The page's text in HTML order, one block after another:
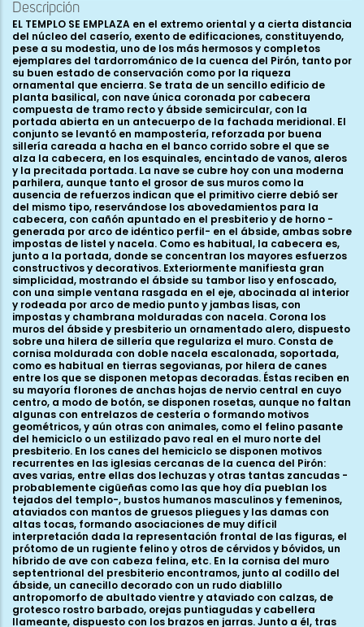
Descripción
EL TEMPLO SE EMPLAZA en el extremo oriental y a cierta distancia del núcleo del caserío, exento de edificaciones, constituyendo, pese a su modestia, uno de los más hermosos y completos ejemplares del tardorrománico de la cuenca del Pirón, tanto por su buen estado de conservación como por la riqueza ornamental que encierra. Se trata de un sencillo edificio de planta basilical, con nave única coronada por cabecera compuesta de tramo recto y ábside semicircular, con la portada abierta en un antecuerpo de la fachada meridional. El conjunto se levantó en mampostería, reforzada por buena sillería careada a hacha en el banco corrido sobre el que se alza la cabecera, en los esquinales, encintado de vanos, aleros y la precitada portada. La nave se cubre hoy con una moderna parhilera, aunque tanto el grosor de sus muros como la ausencia de refuerzos indican que el primitivo cierre debió ser del mismo tipo, reservándose los abovedamientos para la cabecera, con cañón apuntado en el presbiterio y de horno -generada por arco de idéntico perfil- en el ábside, ambas sobre impostas de listel y nacela. Como es habitual, la cabecera es, junto a la portada, donde se concentran los mayores esfuerzos constructivos y decorativos. Exteriormente manifiesta gran simplicidad, mostrando el ábside su tambor liso y enfoscado, con una simple ventana rasgada en el eje, abocinada al interior y rodeada por arco de medio punto y jambas lisas, con impostas y chambrana molduradas con nacela. Corona los muros del ábside y presbiterio un ornamentado alero, dispuesto sobre una hilera de sillería que regulariza el muro. Consta de cornisa moldurada con doble nacela escalonada, soportada, como es habitual en tierras segovianas, por hilera de canes entre los que se disponen metopas decoradas. Éstas reciben en su mayoría florones de anchas hojas de nervio central en cuyo centro, a modo de botón, se disponen rosetas, aunque no faltan algunas con entrelazos de cestería o formando motivos geométricos, y aún otras con animales, como el felino pasante del hemiciclo o un estilizado pavo real en el muro norte del presbiterio. En los canes del hemiciclo se disponen motivos recurrentes en las iglesias cercanas de la cuenca del Pirón: aves varias, entre ellas dos lechuzas y otras tantas zancudas -probablemente cigüeñas como las que hoy día pueblan los tejados del templo-, bustos humanos masculinos y femeninos, ataviados con mantos de gruesos pliegues y las damas con altas tocas, formando asociaciones de muy difícil interpretación dada la representación frontal de las figuras, el prótomo de un rugiente felino y otros de cérvidos y bóvidos, un híbrido de ave con cabeza felina, etc. En la cornisa del muro septentrional del presbiterio encontramos, junto al codillo del ábside, un canecillo decorado con un rudo diablillo antropomorfo de abultado vientre y ataviado con calzas, de grotesco rostro barbado, orejas puntiagudas y cabellera llameante, dispuesto con los brazos en jarras. Junto a él, tras una estilizada cigüeña, en los cuatro canecillos siguientes asistimos a una probable escena de caza, con un venado al que flanquean dos infantes armados con lanzas y haciendo sonar el olifante, así como un fracturado lebrel, el antes citado pavo real en la metopa inmediata al ciervo y una liebre en el modillón inmediato al codillo de la nave. Al interior, da paso a la cabecera un arco triunfal netamente apuntado y doblado, que reposa en sendos machones con semicolumnas adosadas que parten, sobre el banco corrido en el que se asienta toda la capilla, de basas áticas de fino toro superior, escocia y grueso y desarrollado toro inferior, con bolas y sobre plinto. Coronan estas columnas hermosos capiteles figurados. El del lado de la epístola se decora con dos parejas de aves, enredadas en un follaje que se devanan en picar con su cuerpos encorvados, uno de los motivos más recurrentes del románico segoviano, presente tanto en los edificios del Pirón como en los de la zona de Fuentidueña o la iglesia de La Trinidad de la capital. Mayor interés, estilístico e iconográfico, manifiesta el capitel correspondiente al lado del evangelio del arco triunfal, que recoge el tema de la despedida -o, como entiende Margarita Vila, el reencuentro- de la dama y el caballero. Éste último aparece en el lateral que mira a la nave, en forma de jinete barbado y tocado con corona, ataviado con túnica corta y capa, sobre cuyo vuelo reposa lo que parece un mutilado halcón. Sujeta el caballero los estribos con su mano izquierda, mientras que alzaba la mutilada diestra hacia la figura de una dama dispuesta frente a él. La montura, ricamente enjaezada, aplasta con su pata delantera izquierda a un personajillo acuclillado bajo cuya saya asoma una forma hoy irreconocible. Compone así esta primera viñeta, enmarcada como las restantes por arquitecturas de arcos trilobulados sobre columnillas, la escena denominada como “caballero victorioso”, estudiada por Crozet, Apráiz y Ruiz Maldonado. En nuestro caso, acompaña y completa el oscuro significado de la imagen la pareja que ocupa la arquería inmediata. La primera figura corresponde a una dama, ataviada con túnica, manto y velo, que parece dirigirse al jinete con un gesto de su diestra. Junto a ella aparece un joven realizando el gesto de asirse la muñeca de su brazo izquierdo, ademán interpretado por François Garnier como signo de desesperación. ¿Podríamos estar ante la despedida del caballero que parte a la guerra por parte de su familia? Es plausible que tanto la corona como el halcón sean símbolos que refuercen el carácter noble, aunque no necesariamente regio, del jinete, y que el motivo de su marcha o llegada no sea así cinegético sino militar, simbolizándose en la pequeña figura acuclillada al enemigo, que en el contexto político y social al que responde la escena no podemos considerar sino musulmán. Más problemática es la interpretación de los dos agrupamientos de figuras que completan la cesta hacia el altar, tras la supuesta esposa y vástago del caballero. En el frente vuelven a aparecer dos figuras, femenina y masculina respectivamente, aunque aquí de la misma estatura; en el lateral que mira al altar son tres los personajes, aunque el desgaste del relieve dificulta aún más la interpretación. Margarita Vila, al buscar paralelos iconográficos a la despedida de la dama y el caballero de San Vicente de Ávila, considera que aquí en Pelayos la escena “parece indicar más bien una acogida, pues el jinete se dirige triunfalmente hacia la dama y demás gentes de su castillo”. Temas similares al aquí representado, ya sea éste partida o llegada, los encontramos en las iglesias de Aguilar de Bureba (Burgos), los zamoranos de la Colegiata de Toro y San Juan del Mercado de Benavente, San Pedro de Villanueva (Asturias), un relieve del Museo de la Catedral de León, etc. Conserva restos de policromía este capitel, del mismo tipo que la del arco triunfal, en tonos ocres y azules, de cronología imprecisa. Los muros del presbiterio se animan, como en Tenzuela, con series de dos arcos de medio punto abocelados, que descansan en las pilastras de ángulos igualmente matados con boceles y en dobles columnas en el centro, en las que restan vestigios de policromía de tonos rojos. Apean éstas en basas áticas de fino toro superior y toro inferior aplastado, sobre plinto, coronándose con capiteles dobles figurados. El correspondiente al lado de la epístola muestra una abigarrada composición con cuatro arpías enredadas en tallos resueltos en hojas acogolladas, tres de ellas con rostro de efebo y una cuarta barbada, mientras que en los ángulos de la cesta aparecen dos híbridos de cuerpo de ave y cabeza leonina, de cuyas fauces parecen protegerse dos personajillos dispuestos cabeza abajo, en difícil contorsión. Más que la supuesta progenie silense de este relieve, señalada por Ruiz Montejo, retendremos la combinación del significado de las arpías como híbridos tentadores con el de los personajes acosados por trasgos maléficos. En el capitel frontero del muro norte del presbiterio encontramos otro de los temas recurrentes en el románico de la comarca, como son las dos parejas de leones afrontados en los ángulos de la cesta, de agachadas testas y enredados por un ramaje, resuelto en la parte superior como brotes acogollados que se devanan en morder. La composición encuentra numerosos paralelos, como los de Peñasrubias de Pirón, San Quirce o San Sebastián de Segovia, aunque constituye aquí un elemento distintivo el uso del trépano en las melenas de los felinos y las acanaladuras que recorren sus cuerpos. El segundo punto donde se concentra el interés escultórico del edificio es la portada, abierta en un antecuerpo de sillería labrada a hacha de la fachada meridional. Muestra éste sus ángulos abocelados, alzándose sobre un zócalo y coronándose por tejaroz con cornisa de nacela sostenida por diez maltrechos canes, entre los que reconocemos un prótomo de cérvido, un ave, una figura femenina de bello rostro y larga cabellera partida en mechones que con gesto oferente parece dirigirse hacia arriba, una hoja de acanto, dos descabezadas figuras ataviadas con túnica y manto abrazándose y un acróbata. La portada se compone de arco de medio punto y dos arquivoltas, que apean en jambas escalonadas en las que se acodilla una pareja de columnas recogiendo la arquivolta interior, rodeándose los arcos por chambrana de nacela y junquillo. El arco, que apea en jambas de aristas aboceladas, aparece exornado por un junquillo con trama romboidal incisa trasdosado de hojitas, y decora su rosca con doce casetones que acogen florones de hojas nervadas con botón central, rosetas, árboles de tallos ondulantes y simétricos que se resuelven en brotes acogollados con granas, un nudo geométrico de tallos, así como una cigüeña atrapando una serpiente con el pico. La arquivolta interior recibe tres cuartos de bocel en esquina retraído, y la externa se orna con rosetas octopétalas inscritas en clípeos con banda de contari